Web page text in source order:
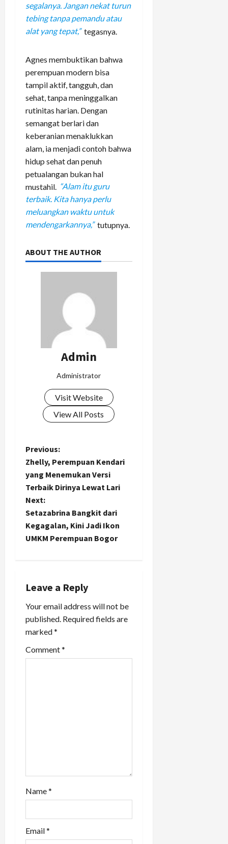
segalanya. Jangan nekat turun
tebing tanpa pemandu atau
alat yang tepat,” tegasnya.
Agnes membuktikan bahwa
perempuan modern bisa
tampil aktif, tangguh, dan
sehat, tanpa meninggalkan
rutinitas harian. Dengan
semangat berlari dan
keberanian menaklukkan
alam, ia menjadi contoh bahwa
hidup sehat dan penuh
petualangan bukan hal
mustahil. “Alam itu guru
terbaik. Kita hanya perlu
meluangkan waktu untuk
mendengarkannya,” tutupnya.
ABOUT THE AUTHOR
Admin
Administrator
Visit Website
View All Posts
P
o
s
t
n
v
i
g
a
Previous:
Zhelly, Perempuan Kendari
yang Menemukan Versi
Terbaik Dirinya Lewat Lari
Next:
Setazabrina Bangkit dari
Kegagalan, Kini Jadi Ikon
UMKM Perempuan Bogor
Leave a Reply
Your email address will not be
published. Required fields are
marked*
Comment*
Name*
Email*